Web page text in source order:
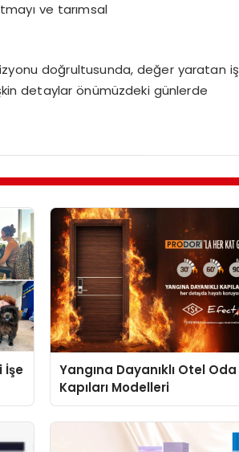
ve tarımsal
doğrultusunda, değer yaratan iş
detaylar önümüzdeki günlerde
İşe
Yangına Dayanıklı Otel Oda
Kapıları Modelleri